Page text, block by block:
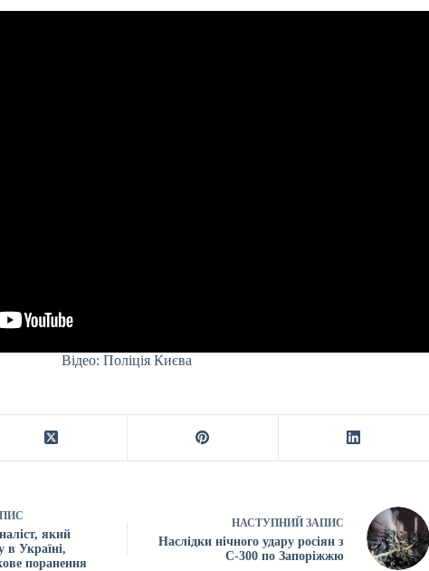
Відео: Поліція Києва
який
в Україні,
поранення
НАСТУПНИЙ ЗАПИС
Наслідки нічного удару росіян з
С-300 по Запоріжжю